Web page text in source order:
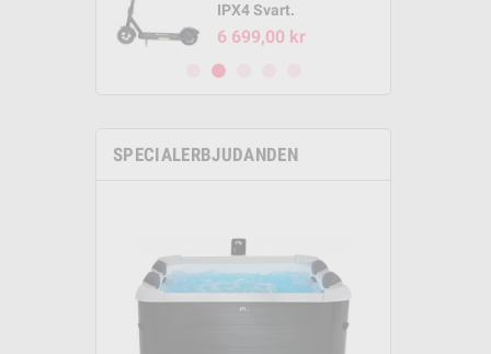
IPX4 Svart.
6 699,00 kr
SPECIALERBJUDANDEN